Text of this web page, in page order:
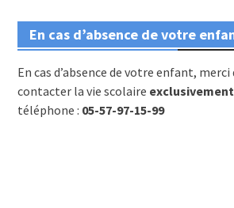
En cas d’absence de votre
En cas d’absence de votre enfant,
contacter la vie scolaire exclusivement
téléphone : 05-57-97-15-99